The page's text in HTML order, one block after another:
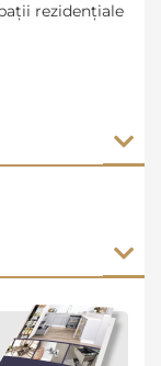
rezidențiale